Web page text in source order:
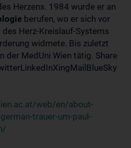
Herzens. 1984 wurde er an
berufen, wo er sich vor
Herz-Kreislauf-Systems
widmete. Bis zuletzt
der MedUni Wien tätig. Share
web/en/about-
trauer-um-paul-